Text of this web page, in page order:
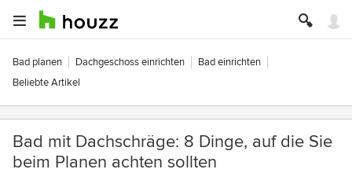
Bad planen Dachgeschoss einrichten
Bad einrichten
Beliebte Artikel
Bad mit Dachschräge: 8 Dinge, auf die Sie
beim Planen achten sollten